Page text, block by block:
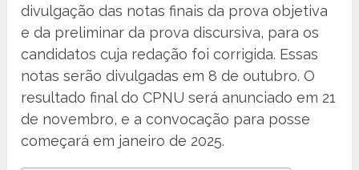
divulgação das notas finais da prova objetiva
e da preliminar da prova discursiva, para os
candidatos cuja redação foi corrigida. Essas
notas serão divulgadas em 8 de outubro. O
resultado final do CPNU será anunciado em 21
de novembro, e a convocação para posse
começará em janeiro de 2025.